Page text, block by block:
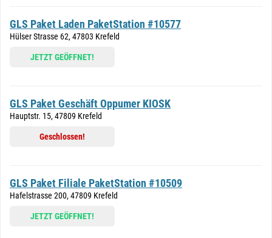
GLS Paket Laden PaketStation #10577
Hülser Strasse 62, 47803 Krefeld
JETZT GEÖFFNET!
GLS Paket Geschäft Oppumer KIOSK
Hauptstr. 15, 47809 Krefeld
Geschlossen!
GLS Paket Filiale PaketStation #10509
Hafelstrasse 200, 47809 Krefeld
JETZT GEÖFFNET!